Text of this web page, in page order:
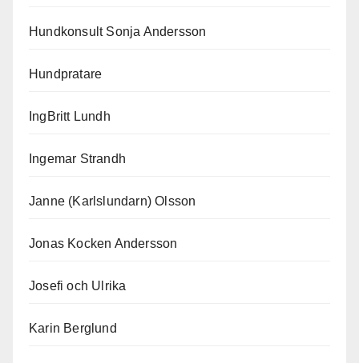
Hundkonsult Sonja Andersson
Hundpratare
IngBritt Lundh
Ingemar Strandh
Janne (Karlslundarn) Olsson
Jonas Kocken Andersson
Josefi och Ulrika
Karin Berglund